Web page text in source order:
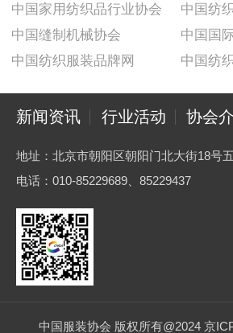
中国家用纺织品行业协会
中国缝制机械协会
中国纺织服装品牌网
中国纺
新闻资讯 行业活动 协会
地址：北京市朝阳区朝阳门北大街18号
电话：010-85229689、85229437
中国服装协会 版权所有@2024 京